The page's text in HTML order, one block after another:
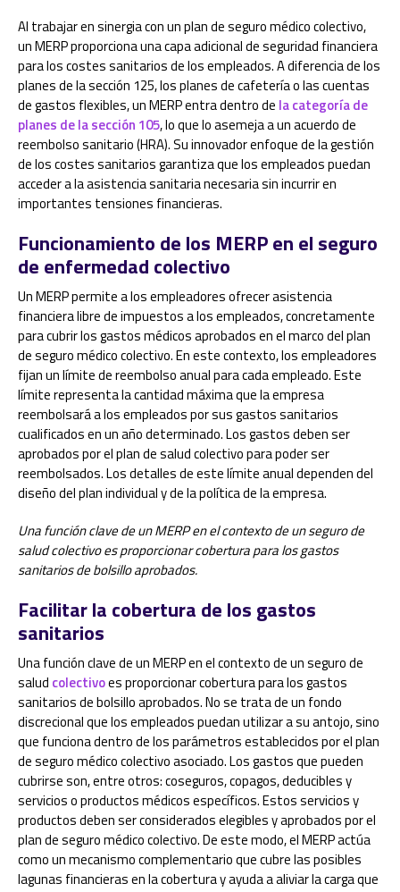
Al trabajar en sinergia con un plan de seguro médico colectivo,
un MERP proporciona una capa adicional de seguridad financiera
para los costes sanitarios de los empleados. A diferencia de los
planes de la sección 125, los planes de cafetería o las cuentas
de gastos flexibles, un MERP entra dentro de la categoría de
planes de la sección 105, lo que lo asemeja a un acuerdo de
reembolso sanitario (HRA). Su innovador enfoque de la gestión
de los costes sanitarios garantiza que los empleados puedan
acceder a la asistencia sanitaria necesaria sin incurrir en
importantes tensiones financieras.
Funcionamiento de los MERP en el seguro
de enfermedad colectivo
Un MERP permite a los empleadores ofrecer asistencia
financiera libre de impuestos a los empleados, concretamente
para cubrir los gastos médicos aprobados en el marco del plan
de seguro médico colectivo. En este contexto, los empleadores
fijan un límite de reembolso anual para cada empleado. Este
límite representa la cantidad máxima que la empresa
reembolsará a los empleados por sus gastos sanitarios
cualificados en un año determinado. Los gastos deben ser
aprobados por el plan de salud colectivo para poder ser
reembolsados. Los detalles de este límite anual dependen del
diseño del plan individual y de la política de la empresa.
Una función clave de un MERP en el contexto de un seguro de
salud colectivo es proporcionar cobertura para los gastos
sanitarios de bolsillo aprobados.
Facilitar la cobertura de los gastos
sanitarios
Una función clave de un MERP en el contexto de un seguro de
salud colectivoes proporcionar cobertura para los gastos
sanitarios de bolsillo aprobados. No se trata de un fondo
discrecional que los empleados puedan utilizar a su antojo, sino
que funciona dentro de los parámetros establecidos por el plan
de seguro médico colectivo asociado. Los gastos que pueden
cubrirse son, entre otros: coseguros, copagos, deducibles y
servicios o productos médicos específicos. Estos servicios y
productos deben ser considerados elegibles y aprobados por el
plan de seguro médico colectivo. De este modo, el MERP actúa
como un mecanismo complementario que cubre las posibles
lagunas financieras en la cobertura y ayuda a aliviar la carga que